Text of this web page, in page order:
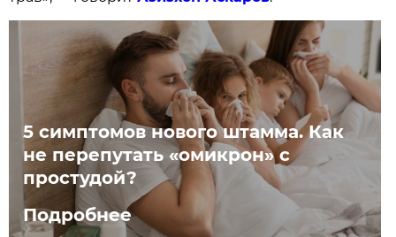
5 симптомов нового штамма. Как
не перепутать «омикрон» с
простудой?
Подробнее